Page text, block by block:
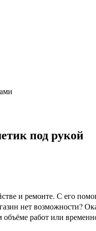
под рукой
и ремонте. С его
нет возможности?
работ или